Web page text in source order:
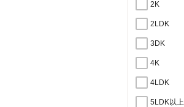
2K
2LDK
3DK
4K
4LDK
5LDK以上